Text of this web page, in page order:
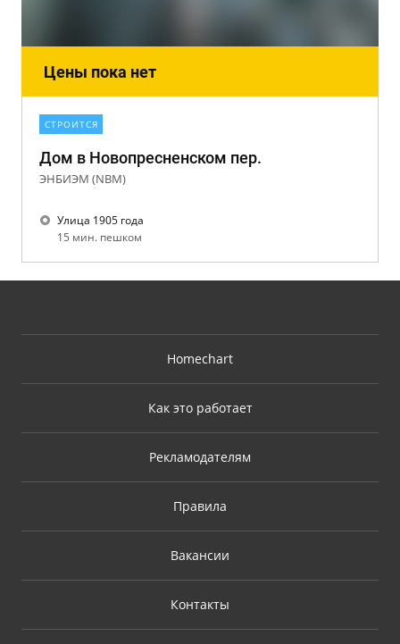
Цены пока нет
СТРОИТСЯ
Дом в Новопресненском пер.
ЭНБИЭМ (NBM)
Улица 1905 года
15 мин. пешком
Homechart
Как это работает
Рекламодателям
Правила
Вакансии
Контакты